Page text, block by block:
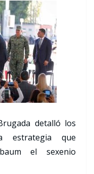
detalló los
estrategia que
el sexenio